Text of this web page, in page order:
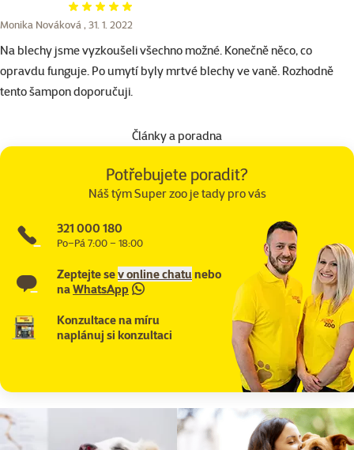
Hodnocení 100%
Monika Nováková , 31. 1. 2022
Na blechy jsme vyzkoušeli všechno možné. Konečně něco, co
opravdu funguje. Po umytí byly mrtvé blechy ve vaně. Rozhodně
tento šampon doporučuji.
Články a poradna
Potřebujete poradit?
Náš tým Super zoo je tady pro vás
321 000 180
Po–Pá 7:00 – 18:00
Zeptejte sev online chatunebo
naWhatsApp
Konzultace na míru
naplánuj si konzultaci